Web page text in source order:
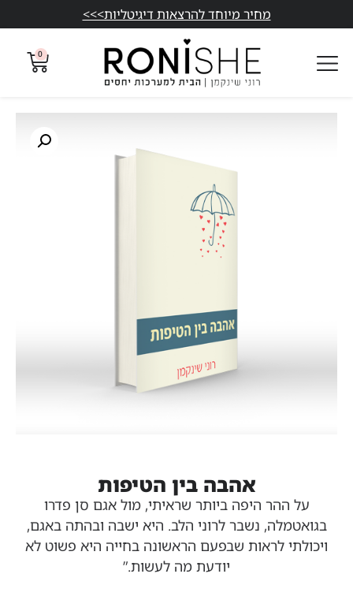
מחיר מיוחד להרצאות דיגיטליות>>>
0
אהבה בין הטיפות
על ההר היפה ביותר שראיתי, מול אגם סן פדרו
בגואטמלה, נשבר לרוני הלב. היא ישבה ובהתה באגם,
ויכולתי לראות שבפעם הראשונה בחייה היא פשוט לא
יודעת מה לעשות.”